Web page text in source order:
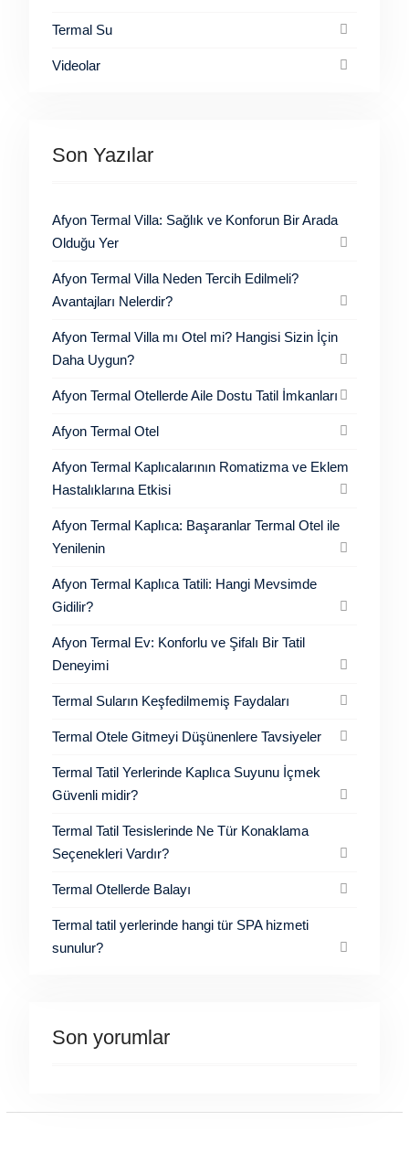
Termal Su
Videolar
Son Yazılar
Afyon Termal Villa: Sağlık ve Konforun Bir Arada
Olduğu Yer
Afyon Termal Villa Neden Tercih Edilmeli?
Avantajları Nelerdir?
Afyon Termal Villa mı Otel mi? Hangisi Sizin İçin
Daha Uygun?
Afyon Termal Otellerde Aile Dostu Tatil İmkanları
Afyon Termal Otel
Afyon Termal Kaplıcalarının Romatizma ve Eklem
Hastalıklarına Etkisi
Afyon Termal Kaplıca: Başaranlar Termal Otel ile
Yenilenin
Afyon Termal Kaplıca Tatili: Hangi Mevsimde
Gidilir?
Afyon Termal Ev: Konforlu ve Şifalı Bir Tatil
Deneyimi
Termal Suların Keşfedilmemiş Faydaları
Termal Otele Gitmeyi Düşünenlere Tavsiyeler
Termal Tatil Yerlerinde Kaplıca Suyunu İçmek
Güvenli midir?
Termal Tatil Tesislerinde Ne Tür Konaklama
Seçenekleri Vardır?
Termal Otellerde Balayı
Termal tatil yerlerinde hangi tür SPA hizmeti
sunulur?
Son yorumlar